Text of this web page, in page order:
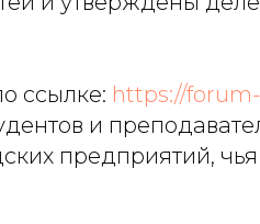
ссылке: https://
и
предприятий, чья